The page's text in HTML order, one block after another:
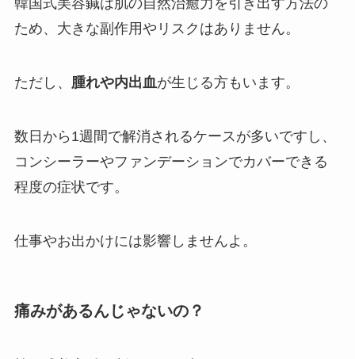
韓国式美容鍼は肌の自然治癒力を引き出す方法の
ため、大きな副作用やリスクはありません。
ただし、 腫れや内出血が生じる方もいます。
数日から1週間で解消されるケースが多いですし、
コンシーラーやファンデーションでカバーできる
程度の症状です。
仕事やお出かけには影響しませんよ。
痛みがあるんじゃないの？